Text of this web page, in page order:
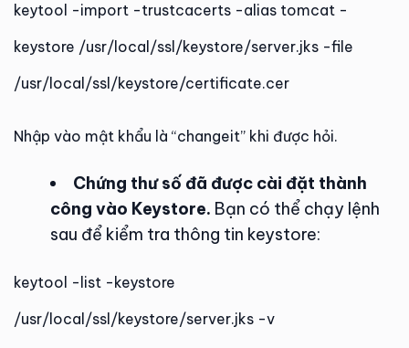
keytool -import -trustcacerts -alias tomcat -
keystore /usr/local/ssl/keystore/server.jks -file
/usr/local/ssl/keystore/certificate.cer
Nhập vào mật khẩu là “changeit” khi được hỏi.
Chứng thư số đã được cài đặt thành
công vào Keystore. Bạn có thể chạy lệnh
sau để kiểm tra thông tin keystore:
keytool -list -keystore
/usr/local/ssl/keystore/server.jks -v